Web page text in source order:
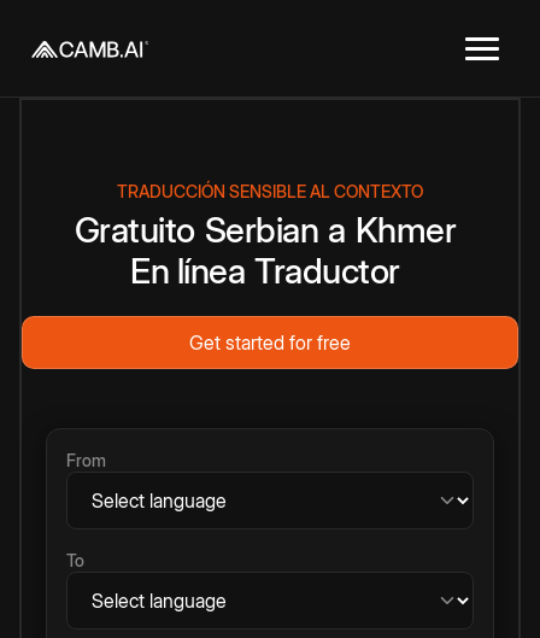
TRADUCCIÓN SENSIBLE AL CONTEXTO
Gratuito Serbian a Khmer
En línea Traductor
Get started for free
From
To